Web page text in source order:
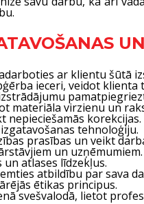
ar klientu šūtā
ieceri, veidot
materiāla virzienu un
nepieciešamās korekcijas.
tehnoloģiju.
prasības un veikt
un uzņēmumiem.
atlases līdzekļus.
atbildību par sava
ētikas principus.
svešvalodā, lietot